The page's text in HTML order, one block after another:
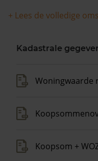
+ Lees de volledige
Kadastrale
Woningwaarde
Koopsom +